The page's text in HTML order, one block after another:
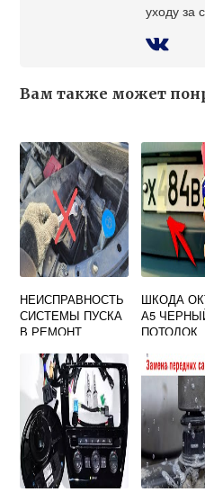
уходу за
Вам также может
НЕИСПРАВНОСТЬ
СИСТЕМЫ ПУСКА
В РЕМОНТ
ШКОДА
А5
ПОТОЛОК